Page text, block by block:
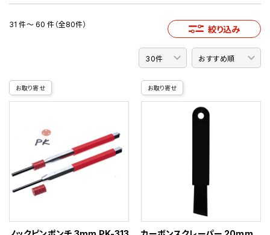
31 件～ 60 件（全80件） 絞り込み
お取り寄せ お取り寄せ